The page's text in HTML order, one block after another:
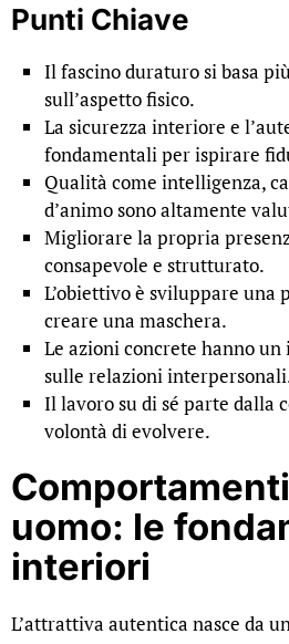
Punti Chiave
Il fascino duraturo si basa
sull’aspetto fisico.
La sicurezza interiore e
fondamentali per ispirare
Qualità come intelligenza,
d’animo sono altamente
Migliorare la propria
consapevole e strutturato.
L’obiettivo è sviluppare una
creare una maschera.
Le azioni concrete hanno
sulle relazioni
Il lavoro su di sé parte dalla
volontà di evolvere.
uomo: le
interiori
L’attrattiva autentica nasce da